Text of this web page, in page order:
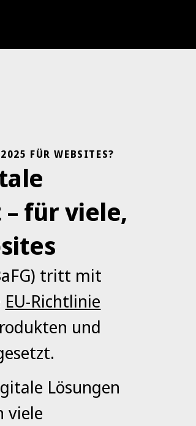
FÜR WEBSITES?
für viele,
tritt mit
EU-Richtlinie
und
Lösungen
viele